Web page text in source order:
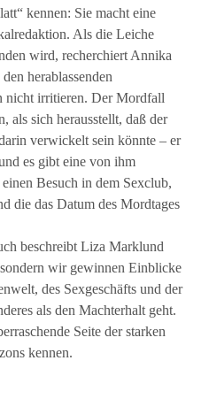
kennen: Sie macht eine
Als die Leiche
wird, recherchiert Annika
herablassenden
nicht irritieren. Der Mordfall
als sich herausstellt, daß der
verwickelt sein könnte – er
es gibt eine von ihm
Besuch in dem Sexclub,
die das Datum des Mordtages
beschreibt Liza Marklund
wir gewinnen Einblicke
des Sexgeschäfts und der
als den Machterhalt geht.
Seite der starken
kennen.